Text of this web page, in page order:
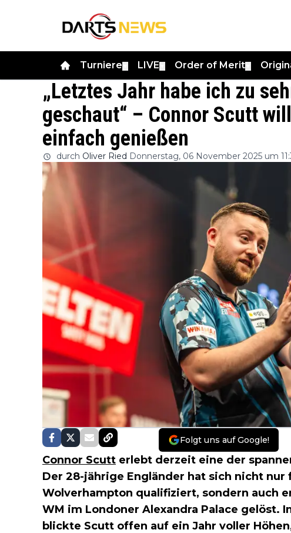
Turniere LIVE Order of Merit
„Letztes Jahr habe ich zu
geschaut“ – Connor Scutt
einfach genießen
durch Oliver Ried Donnerstag, 06 November 2025 um
Folgt uns auf Google!
Connor Scutt erlebt derzeit eine der
Der 28-jährige Engländer hat sich nicht nur
Wolverhampton qualifiziert, sondern auch
WM im Londoner Alexandra Palace gelöst.
blickte Scutt offen auf ein Jahr voller